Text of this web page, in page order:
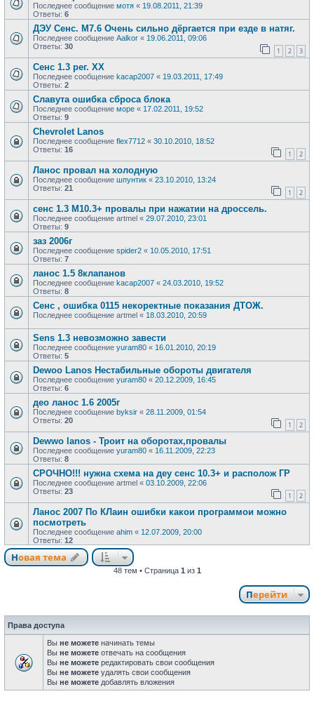
Последнее сообщение мотя « 19.08.2011, 21:39
Ответы: 6
ДЭУ Сенс. М7.6 Очень сильно дёргается при езде в натяг.
Последнее сообщение Aalkor « 19.06.2011, 09:06
Ответы: 30 1 2 3
Сенс 1.3 рег. ХХ
Последнее сообщение kacap2007 « 19.03.2011, 17:49
Ответы: 2
Славута ошибка сброса блока
Последнее сообщение море « 17.02.2011, 19:52
Ответы: 9
Chevrolet Lanos
Последнее сообщение flex7712 « 30.10.2010, 18:52
Ответы: 16 1 2
Ланос провал на холодную
Последнее сообщение шпунтик « 23.10.2010, 13:24
Ответы: 21 1 2
сенс 1.3 М10.3+ провалы при нажатии на дроссель.
Последнее сообщение artmel « 29.07.2010, 23:01
Ответы: 9
заз 2006г
Последнее сообщение spider2 « 10.05.2010, 17:51
Ответы: 7
ланос 1.5 8клапанов
Последнее сообщение kacap2007 « 24.03.2010, 19:52
Ответы: 8
Сенс , ошибка 0115 некоректные показания ДТОЖ.
Последнее сообщение artmel « 18.03.2010, 20:59
Sens 1.3 невозможно завести
Последнее сообщение yuram80 « 16.01.2010, 20:19
Ответы: 5
Dewoo Lanos Нестабильные обороты двигателя
Последнее сообщение yuram80 « 20.12.2009, 16:45
Ответы: 6
део ланос 1.6 2005г
Последнее сообщение byksir « 28.11.2009, 01:54
Ответы: 20 1 2
Dewwo lanos - Троит на оборотах,провалы
Последнее сообщение yuram80 « 16.11.2009, 22:23
Ответы: 8
СРОЧНО!!! нужна схема на деу сенс 10.3+ и располож ГР
Последнее сообщение artmel « 03.10.2009, 22:06
Ответы: 23 1 2
Ланос 2007 По КЛаин ошибки какои программои можно
посмотреть
Последнее сообщение ahim « 12.07.2009, 20:00
Ответы: 12
Новая тема
48 тем • Страница 1 из 1
Перейти
Права доступа
Вы не можете начинать темы
Вы не можете отвечать на сообщения
Вы не можете редактировать свои сообщения
Вы не можете удалять свои сообщения
Вы не можете добавлять вложения